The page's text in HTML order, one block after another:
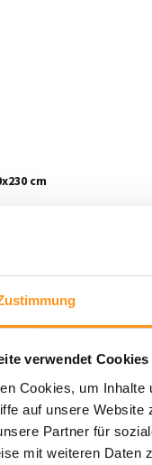
verwendet Cookies
Cookies, um Inhalte
auf unsere
Partner für
mit weiteren Daten
cm
und eignet sich sowohl